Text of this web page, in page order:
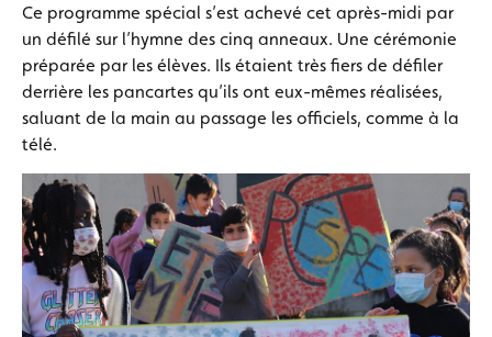
Ce programme spécial s’est achevé cet après-midi par
un défilé sur l’hymne des cinq anneaux. Une cérémonie
préparée par les élèves. Ils étaient très fiers de défiler
derrière les pancartes qu’ils ont eux-mêmes réalisées,
saluant de la main au passage les officiels, comme à la
télé.